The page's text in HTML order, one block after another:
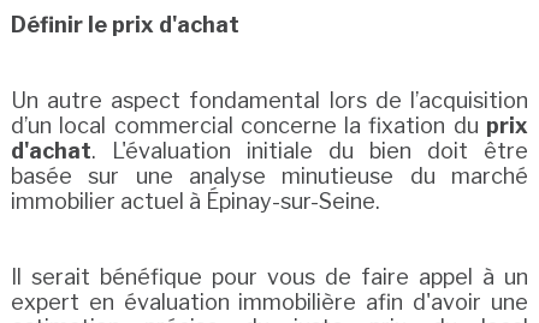
Définir le prix d'achat
Un autre aspect fondamental lors de l’acquisition
d’un local commercial concerne la fixation du prix
d'achat. L'évaluation initiale du bien doit être
basée sur une analyse minutieuse du marché
immobilier actuel à Épinay-sur-Seine.
Il serait bénéfique pour vous de faire appel à un
expert en évaluation immobilière afin d'avoir une